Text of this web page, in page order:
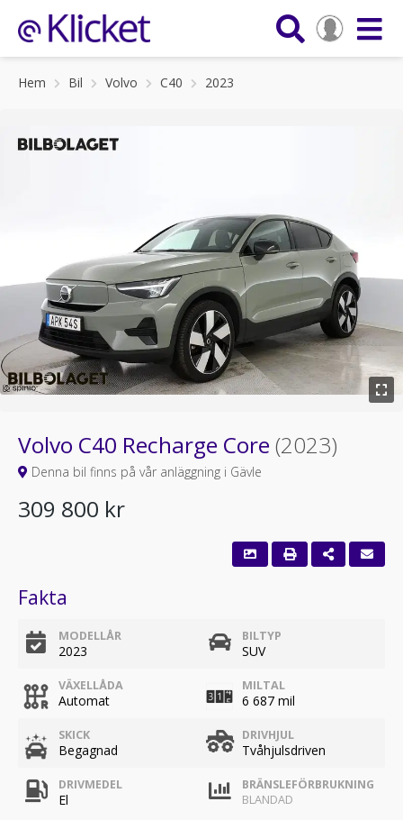
Hem Bil Volvo C40 2023
Volvo C40 Recharge Core (2023)
Denna bil finns på vår anläggning i Gävle
309 800 kr
Fakta
MODELLÅR
2023
BILTYP
SUV
VÄXELLÅDA
Automat
MILTAL
6 687 mil
SKICK
Begagnad
DRIVHJUL
Tvåhjulsdriven
DRIVMEDEL
El
BRÄNSLEFÖRBRUKNING
BLANDAD